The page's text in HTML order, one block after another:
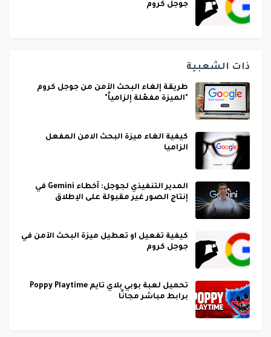
جوجل كروم
ذات الشعبية
طريقة إلغاء البحث الآمن من جوجل كروم
"الميزة مفعّلة إلزامياً"
كيفية الغاء ميزة البحث الامن المفعل
الزاميا
المدير التنفيذي لجوجل: أخطاء Gemini في
إنتاج الصور غير مقبولة على الإطلاق
كيفية تفعيل او تعطيل ميزة البحث الآمن في
جوجل كروم
تحميل لعبة بوبي بلاي تايم Poppy Playtime
برابط مباشر مجانًا